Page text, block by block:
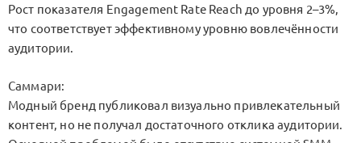
Рост показателя Engagement Rate Reach до уровня 2–3%,
что соответствует эффективному уровню вовлечённости
аудитории.
Саммари:
Модный бренд публиковал визуально привлекательный
контент, но не получал достаточного отклика аудитории.